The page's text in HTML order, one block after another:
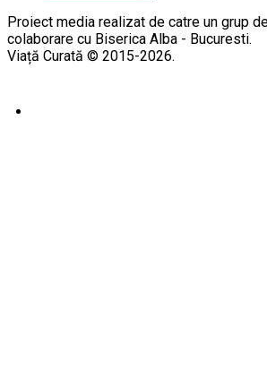
Proiect media realizat de catre un grup
colaborare cu Biserica Alba - Bucuresti.
Viață Curată © 2015-2026.